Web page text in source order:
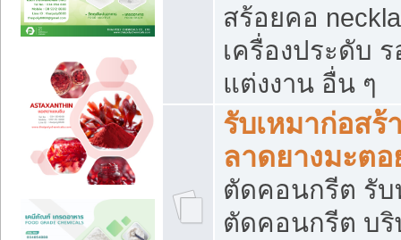
สร้อยคอ
เครื่องประดับ ร
แต่งงาน อื่น ๆ
รับเหมาก่อส
ลาดยางมะต
ตัดคอนกรีต รับ
ตัดคอนกรีต บริ